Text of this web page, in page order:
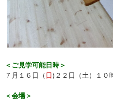
＜ご見学可能日時＞
７月１６日（ 日)２２日（土）１０
＜会場＞